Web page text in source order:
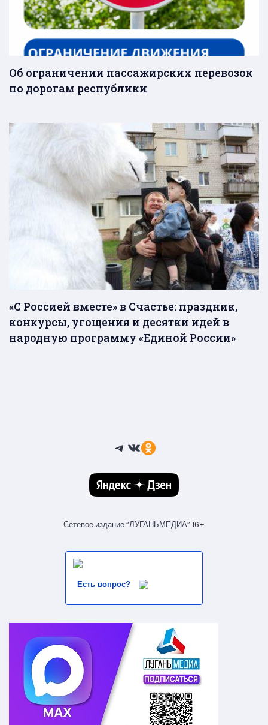
Об ограничении пассажирских перевозок
по дорогам республики
«С Россией вместе» в Счастье: праздник,
конкурсы, угощения и десятки идей в
народную программу «Единой России»
Telegram
ВКонтакте
Ссылка
Сетевое издание “ЛУГАНЬМЕДИА” 16+
Есть вопрос?